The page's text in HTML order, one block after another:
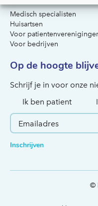
Hoe
Medisch specialisten
Huisartsen
Voor
Voor bedrijven
Op de hoogte
Schrijf je in voor onze
Ik ben patient
Inschrijven
©